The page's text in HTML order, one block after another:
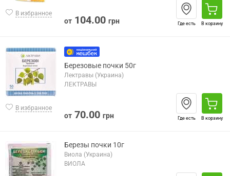
В избранное
от 104.00 грн Где есть В корзину
В избранное
Березовые почки 50г
Лектравы (Украина)
ЛЕКТРАВЫ
от 70.00 грн Где есть В корзину
Березы почки 10г
Виола (Украина)
ВИОЛА